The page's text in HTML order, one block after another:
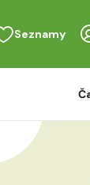
Seznamy